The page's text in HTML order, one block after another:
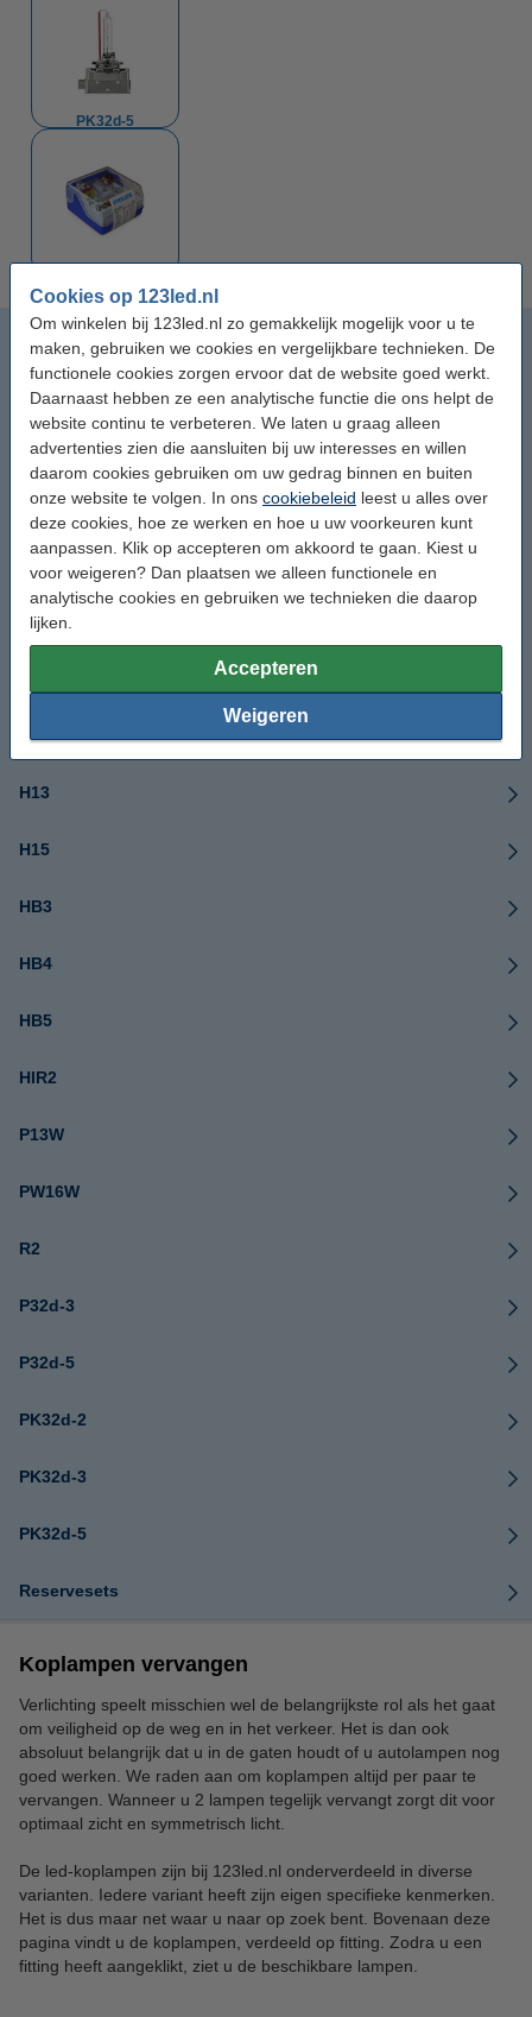
Cookies op 123led.nl
Om winkelen bij 123led.nl zo gemakkelijk mogelijk voor u te
maken, gebruiken we cookies en vergelijkbare technieken. De
functionele cookies zorgen ervoor dat de website goed werkt.
Daarnaast hebben ze een analytische functie die ons helpt de
website continu te verbeteren. We laten u graag alleen
advertenties zien die aansluiten bij uw interesses en willen
daarom cookies gebruiken om uw gedrag binnen en buiten
onze website te volgen. In ons cookiebeleid leest u alles over
deze cookies, hoe ze werken en hoe u uw voorkeuren kunt
aanpassen. Klik op accepteren om akkoord te gaan. Kiest u
voor weigeren? Dan plaatsen we alleen functionele en
analytische cookies en gebruiken we technieken die daarop
lijken.
Accepteren
Weigeren
PK32d-5
H3
H4
H7
H9
H11
H13
H15
HB3
HB4
HB5
HIR2
P13W
PW16W
R2
P32d-3
P32d-5
PK32d-2
PK32d-3
PK32d-5
Reservesets
Koplampen vervangen
Verlichting speelt misschien wel de belangrijkste rol als het gaat
om veiligheid op de weg en in het verkeer. Het is dan ook
absoluut belangrijk dat u in de gaten houdt of u autolampen nog
goed werken. We raden aan om koplampen altijd per paar te
vervangen. Wanneer u 2 lampen tegelijk vervangt zorgt dit voor
optimaal zicht en symmetrisch licht.
De led-koplampen zijn bij 123led.nl onderverdeeld in diverse
varianten. Iedere variant heeft zijn eigen specifieke kenmerken.
Het is dus maar net waar u naar op zoek bent. Bovenaan deze
pagina vindt u de koplampen, verdeeld op fitting. Zodra u een
fitting heeft aangeklikt, ziet u de beschikbare lampen.